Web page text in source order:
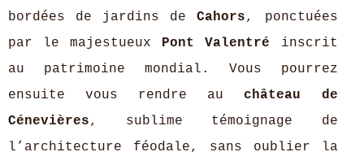
bordées de jardins deCahors, ponctuées
par le majestueux Pont Valentré inscrit
au patrimoine mondial. Vous pourrez
ensuite vous rendre auchâteau de
Cénevières, sublime témoignage de
l’architecture féodale, sans oublier la